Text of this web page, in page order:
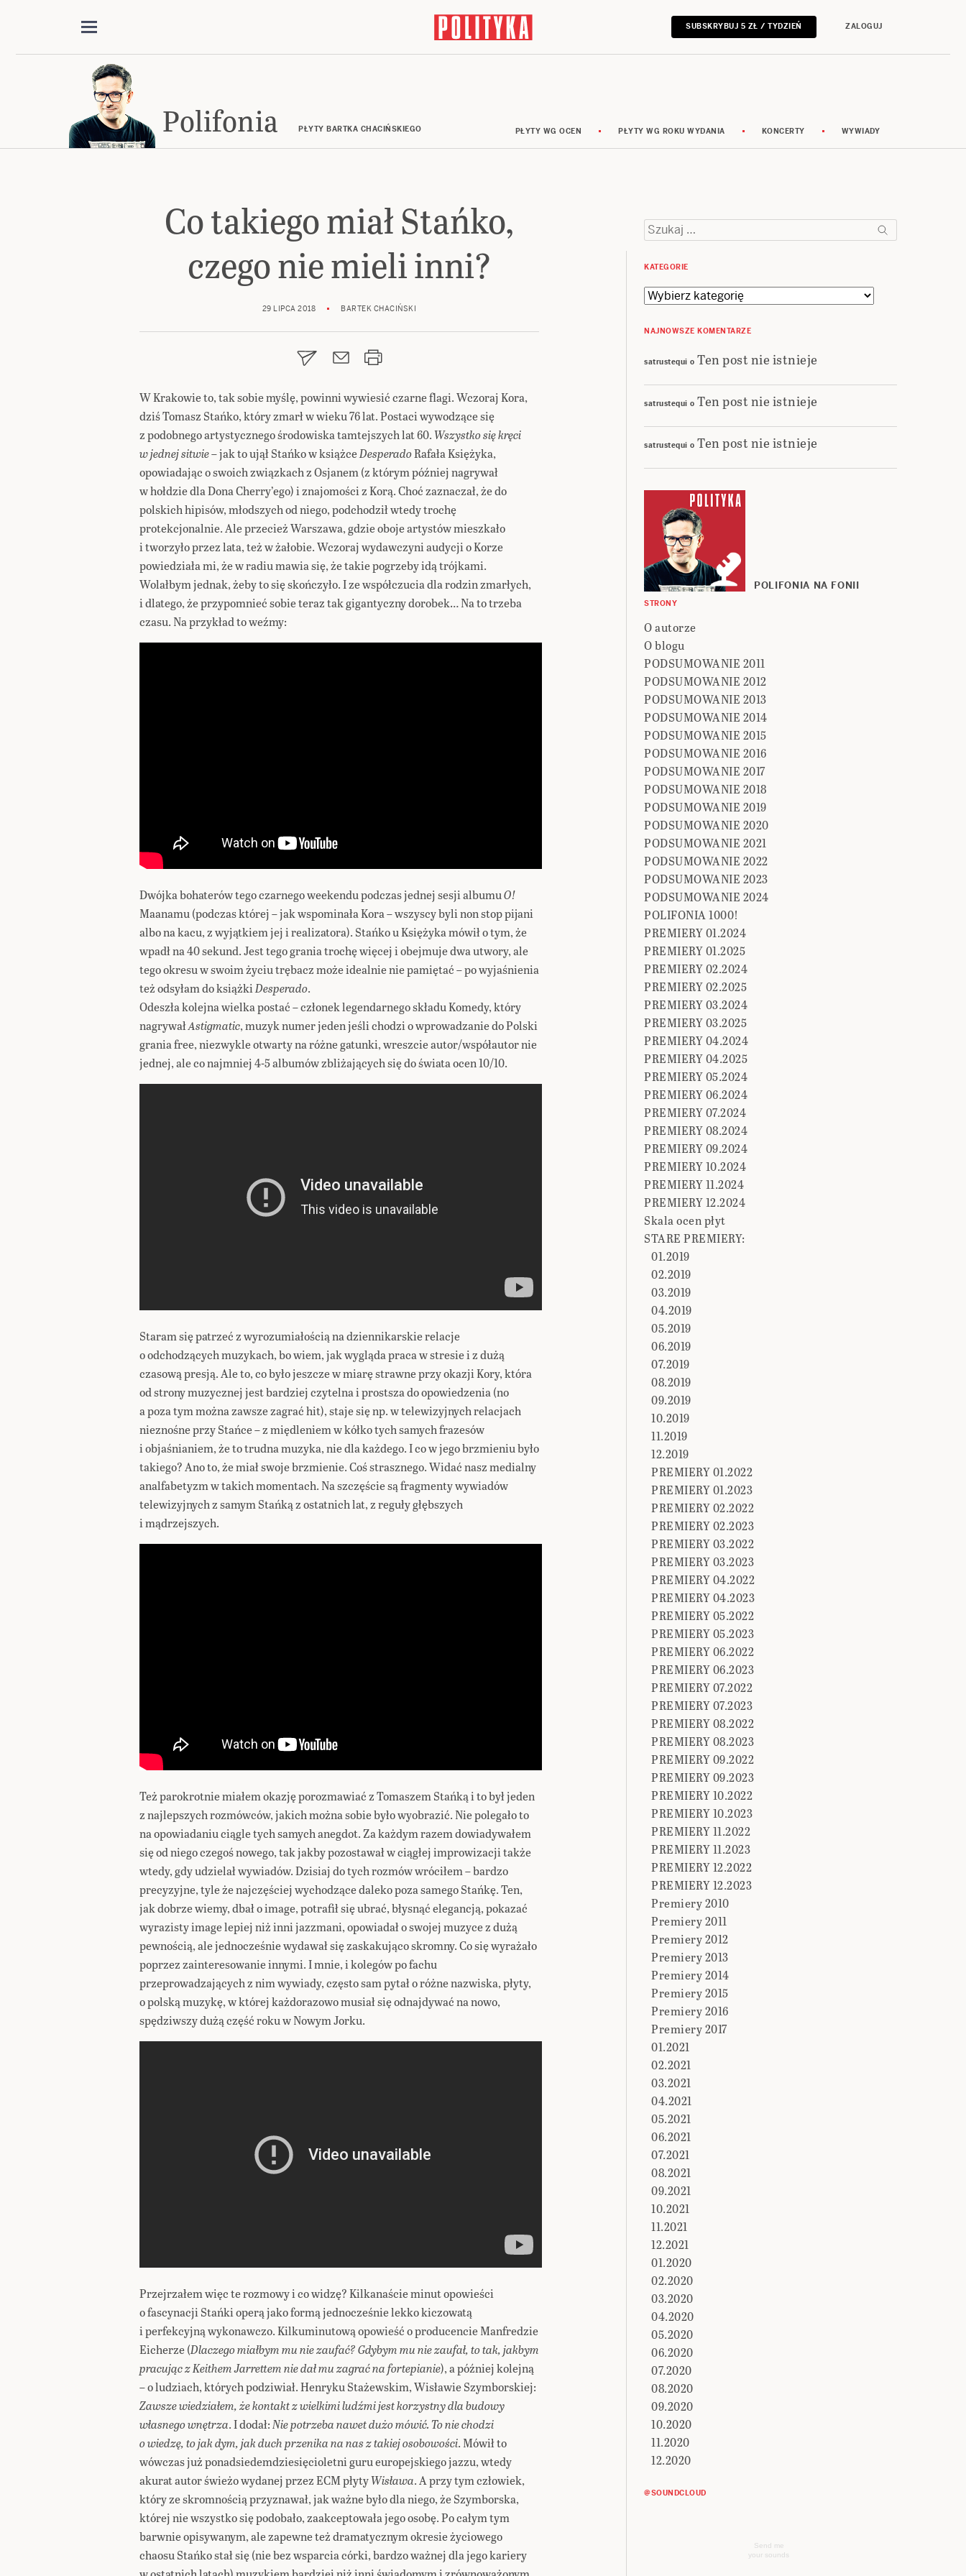
SUBSKRYBUJ 5 ZŁ / TYDZIEŃ ZALOGUJ
Polifonia PŁYTY BARTKA CHACIŃSKIEGO PŁYTY WG OCEN PŁYTY WG ROKU WYDANIA KONCERTY WYWIADY
Co takiego miał Stańko,
czego nie mieli inni?
29 LIPCA 2018 BARTEK CHACIŃSKI
W Krakowie to, tak sobie myślę, powinni wywiesić czarne flagi. Wczoraj Kora,
dziś Tomasz Stańko, który zmarł w wieku 76 lat. Postaci wywodzące się
z podobnego artystycznego środowiska tamtejszych lat 60.Wszystko się kręci
w jednej sitwie– jak to ujął Stańko w książceDesperadoRafała Księżyka,
opowiadając o swoich związkach z Osjanem (z którym później nagrywał
w hołdzie dla Dona Cherry’ego) i znajomości z Korą. Choć zaznaczał, że do
polskich hipisów, młodszych od niego, podchodził wtedy trochę
protekcjonalnie. Ale przecież Warszawa, gdzie oboje artystów mieszkało
i tworzyło przez lata, też w żałobie. Wczoraj wydawczyni audycji o Korze
powiedziała mi, że w radiu mawia się, że takie pogrzeby idą trójkami.
Wolałbym jednak, żeby to się skończyło. I ze współczucia dla rodzin zmarłych,
i dlatego, że przypomnieć sobie teraz tak gigantyczny dorobek… Na to trzeba
czasu. Na przykład to weźmy:
Dwójka bohaterów tego czarnego weekendu podczas jednej sesji albumuO!
Maanamu (podczas której – jak wspominała Kora – wszyscy byli non stop pijani
albo na kacu, z wyjątkiem jej i realizatora). Stańko u Księżyka mówił o tym, że
wpadł na 40 sekund. Jest tego grania trochę więcej i obejmuje dwa utwory, ale
tego okresu w swoim życiu trębacz może idealnie nie pamiętać – po wyjaśnienia
też odsyłam do książkiDesperado.
Odeszła kolejna wielka postać – członek legendarnego składu Komedy, który
nagrywałAstigmatic, muzyk numer jeden jeśli chodzi o wprowadzanie do Polski
grania free, niezwykle otwarty na różne gatunki, wreszcie autor/współautor nie
jednej, ale co najmniej 4-5 albumów zbliżających się do świata ocen 10/10.
Staram się patrzeć z wyrozumiałością na dziennikarskie relacje
o odchodzących muzykach, bo wiem, jak wygląda praca w stresie i z dużą
czasową presją. Ale to, co było jeszcze w miarę strawne przy okazji Kory, która
od strony muzycznej jest bardziej czytelna i prostsza do opowiedzenia (no
a poza tym można zawsze zagrać hit), staje się np. w telewizyjnych relacjach
nieznośne przy Stańce – z międleniem w kółko tych samych frazesów
i objaśnianiem, że to trudna muzyka, nie dla każdego. I co w jego brzmieniu było
takiego? Ano to, że miał swoje brzmienie. Coś strasznego. Widać nasz medialny
analfabetyzm w takich momentach. Na szczęście są fragmenty wywiadów
telewizyjnych z samym Stańką z ostatnich lat, z reguły głębszych
i mądrzejszych.
Też parokrotnie miałem okazję porozmawiać z Tomaszem Stańką i to był jeden
z najlepszych rozmówców, jakich można sobie było wyobrazić. Nie polegało to
na opowiadaniu ciągle tych samych anegdot. Za każdym razem dowiadywałem
się od niego czegoś nowego, tak jakby pozostawał w ciągłej improwizacji także
wtedy, gdy udzielał wywiadów. Dzisiaj do tych rozmów wróciłem – bardzo
precyzyjne, tyle że najczęściej wychodzące daleko poza samego Stańkę. Ten,
jak dobrze wiemy, dbał o image, potrafił się ubrać, błysnąć elegancją, pokazać
wyrazisty image lepiej niż inni jazzmani, opowiadał o swojej muzyce z dużą
pewnością, ale jednocześnie wydawał się zaskakująco skromny. Co się wyrażało
poprzez zainteresowanie innymi. I mnie, i kolegów po fachu
przeprowadzających z nim wywiady, często sam pytał o różne nazwiska, płyty,
o polską muzykę, w której każdorazowo musiał się odnajdywać na nowo,
spędziwszy dużą część roku w Nowym Jorku.
Przejrzałem więc te rozmowy i co widzę? Kilkanaście minut opowieści
o fascynacji Stańki operą jako formą jednocześnie lekko kiczowatą
i perfekcyjną wykonawczo. Kilkuminutową opowieść o producencie Manfredzie
Eicherze (Dlaczego miałbym mu nie zaufać? Gdybym mu nie zaufał, to tak, jakbym
pracując z Keithem Jarrettem nie dał mu zagrać na fortepianie), a później kolejną
– o ludziach, których podziwiał. Henryku Stażewskim, Wisławie Szymborskiej:
Zawsze wiedziałem, że kontakt z wielkimi ludźmi jest korzystny dla budowy
własnego wnętrza. I dodał:Nie potrzeba nawet dużo mówić. To nie chodzi
o wiedzę, to jak dym, jak duch przenika na nas z takiej osobowości. Mówił to
wówczas już ponadsiedemdziesięcioletni guru europejskiego jazzu, wtedy
akurat autor świeżo wydanej przez ECM płytyWisława. A przy tym człowiek,
który ze skromnością przyznawał, jak ważne było dla niego, że Szymborska,
której nie wszystko się podobało, zaakceptowała jego osobę. Po całym tym
barwnie opisywanym, ale zapewne też dramatycznym okresie życiowego
chaosu Stańko stał się (nie bez wsparcia córki, bardzo ważnej dla jego kariery
Szukaj:
KATEGORIE
Kategorie
NAJNOWSZE KOMENTARZE
satrustequi o Ten post nie istnieje
satrustequi o Ten post nie istnieje
satrustequi o Ten post nie istnieje
POLIFONIA NA FONII
STRONY
O autorze
O blogu
PODSUMOWANIE 2011
PODSUMOWANIE 2012
PODSUMOWANIE 2013
PODSUMOWANIE 2014
PODSUMOWANIE 2015
PODSUMOWANIE 2016
PODSUMOWANIE 2017
PODSUMOWANIE 2018
PODSUMOWANIE 2019
PODSUMOWANIE 2020
PODSUMOWANIE 2021
PODSUMOWANIE 2022
PODSUMOWANIE 2023
PODSUMOWANIE 2024
POLIFONIA 1000!
PREMIERY 01.2024
PREMIERY 01.2025
PREMIERY 02.2024
PREMIERY 02.2025
PREMIERY 03.2024
PREMIERY 03.2025
PREMIERY 04.2024
PREMIERY 04.2025
PREMIERY 05.2024
PREMIERY 06.2024
PREMIERY 07.2024
PREMIERY 08.2024
PREMIERY 09.2024
PREMIERY 10.2024
PREMIERY 11.2024
PREMIERY 12.2024
Skala ocen płyt
STARE PREMIERY:
01.2019
02.2019
03.2019
04.2019
05.2019
06.2019
07.2019
08.2019
09.2019
10.2019
11.2019
12.2019
PREMIERY 01.2022
PREMIERY 01.2023
PREMIERY 02.2022
PREMIERY 02.2023
PREMIERY 03.2022
PREMIERY 03.2023
PREMIERY 04.2022
PREMIERY 04.2023
PREMIERY 05.2022
PREMIERY 05.2023
PREMIERY 06.2022
PREMIERY 06.2023
PREMIERY 07.2022
PREMIERY 07.2023
PREMIERY 08.2022
PREMIERY 08.2023
PREMIERY 09.2022
PREMIERY 09.2023
PREMIERY 10.2022
PREMIERY 10.2023
PREMIERY 11.2022
PREMIERY 11.2023
PREMIERY 12.2022
PREMIERY 12.2023
Premiery 2010
Premiery 2011
Premiery 2012
Premiery 2013
Premiery 2014
Premiery 2015
Premiery 2016
Premiery 2017
01.2021
02.2021
03.2021
04.2021
05.2021
06.2021
07.2021
08.2021
09.2021
10.2021
11.2021
12.2021
01.2020
02.2020
03.2020
04.2020
05.2020
06.2020
07.2020
08.2020
09.2020
10.2020
11.2020
12.2020
@SOUNDCLOUD
Send me
your sounds